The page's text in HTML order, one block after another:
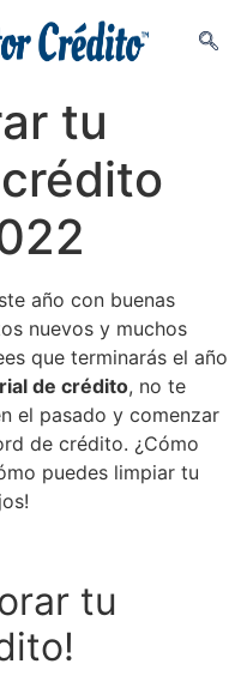
tu
año con buenas
nuevos y muchos
que terminarás el año
de crédito, no te
el pasado y comenzar
de crédito. ¿Cómo
puedes limpiar tu
tu